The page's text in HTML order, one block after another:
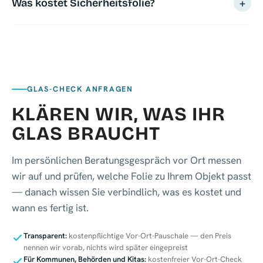
Säureattacken treffen die Folie statt das Glas. Statt teurem
Was kostet Sicherheitsfolie? +
GLAS-CHECK ANFRAGEN
KLÄREN WIR, WAS IHR
GLAS BRAUCHT
Im persönlichen Beratungsgespräch vor Ort messen
wir auf und prüfen, welche Folie zu Ihrem Objekt passt
— danach wissen Sie verbindlich, was es kostet und
wann es fertig ist.
Transparent: kostenpflichtige Vor-Ort-Pauschale — den Preis
nennen wir vorab, nichts wird später eingepreist
Für Kommunen, Behörden und Kitas: kostenfreier Vor-Ort-Check